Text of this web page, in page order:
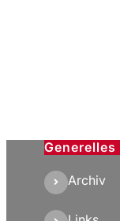
Generelles
Archiv